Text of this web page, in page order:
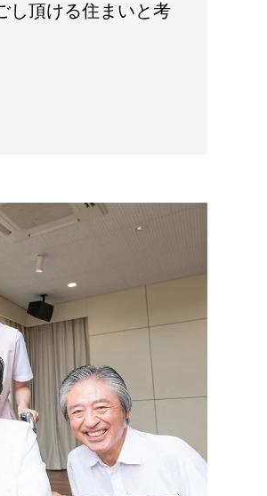
し頂ける住まいと考